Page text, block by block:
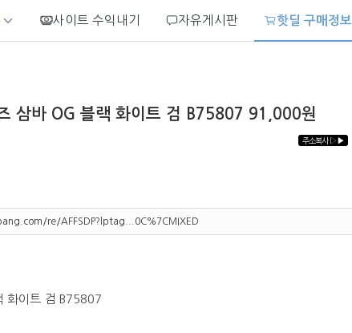
사이트 수익내기 자유게시판 핫딜 구매정보
삼바 OG 블랙 화이트 검 B75807 91,000원
주소복사 ▷▶
re/AFFSDP?lptag...0C%7CMIXED
화이트 검 B75807